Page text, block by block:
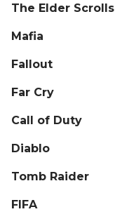
The Elder Scrolls
Mafia
Fallout
Far Cry
Call of Duty
Diablo
Tomb Raider
FIFA